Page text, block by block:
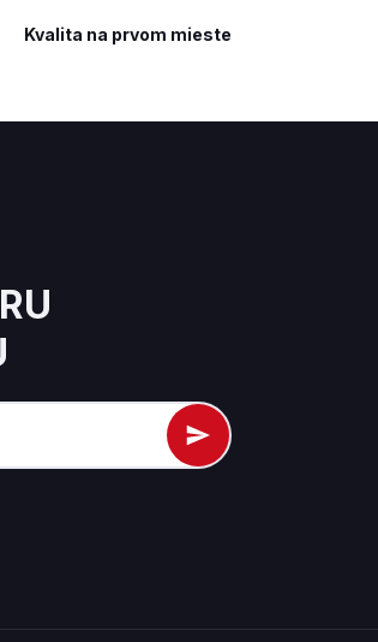
Kvalita na prvom mieste